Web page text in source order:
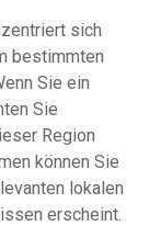
sich
bestimmten
Sie ein
Sie
Region
können Sie
lokalen
erscheint.